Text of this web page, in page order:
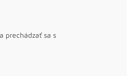
prechádzať sa s